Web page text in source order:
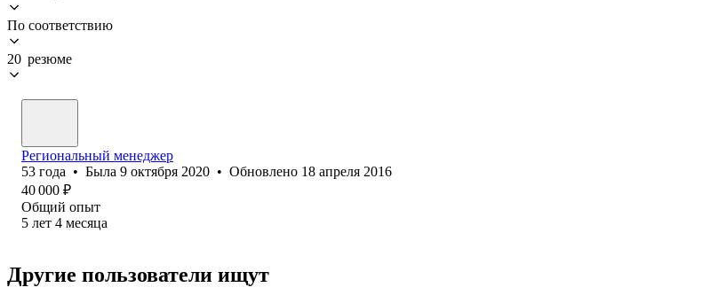
По соответствию
20 резюме
Региональный менеджер
53 года • Была 9 октября 2020 • Обновлено 18 апреля 2016
40 000 ₽
Общий опыт
5 лет 4 месяца
Другие пользователи ищут